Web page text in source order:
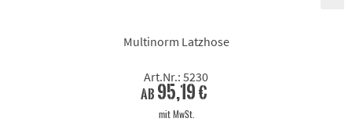
Multinorm Latzhose
Art.Nr.: 5230
ab 95,19 €
mit MwSt.